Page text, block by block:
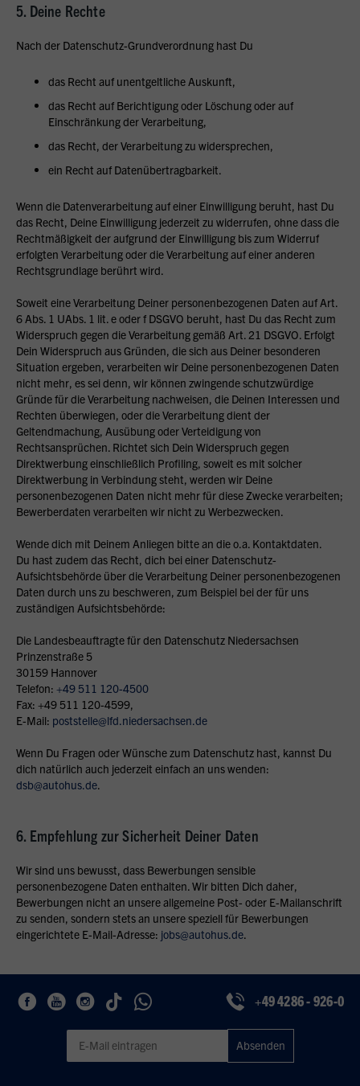
5. Deine Rechte
Nach der Datenschutz-Grundverordnung hast Du
das Recht auf unentgeltliche Auskunft,
das Recht auf Berichtigung oder Löschung oder auf
Einschränkung der Verarbeitung,
das Recht, der Verarbeitung zu widersprechen,
ein Recht auf Datenübertragbarkeit.
Wenn die Datenverarbeitung auf einer Einwilligung beruht, hast Du
das Recht, Deine Einwilligung jederzeit zu widerrufen, ohne dass die
Rechtmäßigkeit der aufgrund der Einwilligung bis zum Widerruf
erfolgten Verarbeitung oder die Verarbeitung auf einer anderen
Rechtsgrundlage berührt wird.
Soweit eine Verarbeitung Deiner personenbezogenen Daten auf Art.
6 Abs. 1 UAbs. 1 lit. e oder f DSGVO beruht, hast Du das Recht zum
Widerspruch gegen die Verarbeitung gemäß Art. 21 DSGVO. Erfolgt
Dein Widerspruch aus Gründen, die sich aus Deiner besonderen
Situation ergeben, verarbeiten wir Deine personenbezogenen Daten
nicht mehr, es sei denn, wir können zwingende schutzwürdige
Gründe für die Verarbeitung nachweisen, die Deinen Interessen und
Rechten überwiegen, oder die Verarbeitung dient der
Geltendmachung, Ausübung oder Verteidigung von
Rechtsansprüchen. Richtet sich Dein Widerspruch gegen
Direktwerbung einschließlich Profiling, soweit es mit solcher
Direktwerbung in Verbindung steht, werden wir Deine
personenbezogenen Daten nicht mehr für diese Zwecke verarbeiten;
Bewerberdaten verarbeiten wir nicht zu Werbezwecken.
Wende dich mit Deinem Anliegen bitte an die o.a. Kontaktdaten.
Du hast zudem das Recht, dich bei einer Datenschutz-
Aufsichtsbehörde über die Verarbeitung Deiner personenbezogenen
Daten durch uns zu beschweren, zum Beispiel bei der für uns
zuständigen Aufsichtsbehörde:
Die Landesbeauftragte für den Datenschutz Niedersachsen
Prinzenstraße 5
30159 Hannover
Telefon: +49 511 120-4500
Fax: +49 511 120-4599,
E-Mail: poststelle@lfd.niedersachsen.de
Wenn Du Fragen oder Wünsche zum Datenschutz hast, kannst Du
dich natürlich auch jederzeit einfach an uns wenden:
dsb@autohus.de.
6. Empfehlung zur Sicherheit Deiner Daten
Wir sind uns bewusst, dass Bewerbungen sensible
personenbezogene Daten enthalten. Wir bitten Dich daher,
Bewerbungen nicht an unsere allgemeine Post- oder E-Mailanschrift
zu senden, sondern stets an unsere speziell für Bewerbungen
eingerichtete E-Mail-Adresse: jobs@autohus.de.
+49 4286 - 926-0
Geben Sie eine gültige E-Mail-Adresse für den Newsletter ein